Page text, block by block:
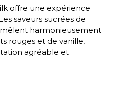
offre une expérience
saveurs sucrées de
harmonieusement
rouges et de vanille,
agréable et